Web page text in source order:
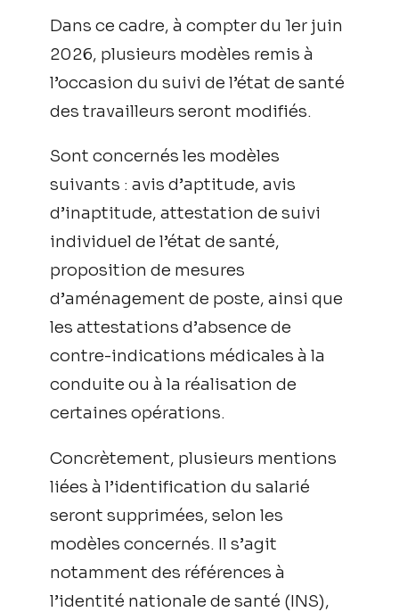
Dans ce cadre, à compter du 1er juin
2026, plusieurs modèles remis à
l’occasion du suivi de l’état de santé
des travailleurs seront modifiés.
Sont concernés les modèles
suivants : avis d’aptitude, avis
d’inaptitude, attestation de suivi
individuel de l’état de santé,
proposition de mesures
d’aménagement de poste, ainsi que
les attestations d’absence de
contre-indications médicales à la
conduite ou à la réalisation de
certaines opérations.
Concrètement, plusieurs mentions
liées à l’identification du salarié
seront supprimées, selon les
modèles concernés. Il s’agit
notamment des références à
l’identité nationale de santé (INS),